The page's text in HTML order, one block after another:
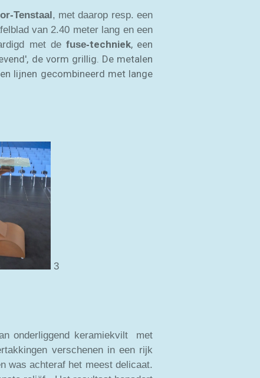
Tenstaal, met daarop resp. een
van 2.40 meter lang en een
met de fuse-techniek, een
de vorm grillig. De metalen
lijnen gecombineerd met lange
3
onderliggend keramiekvilt met
verschenen in een rijk
was achteraf het meest delicaat.